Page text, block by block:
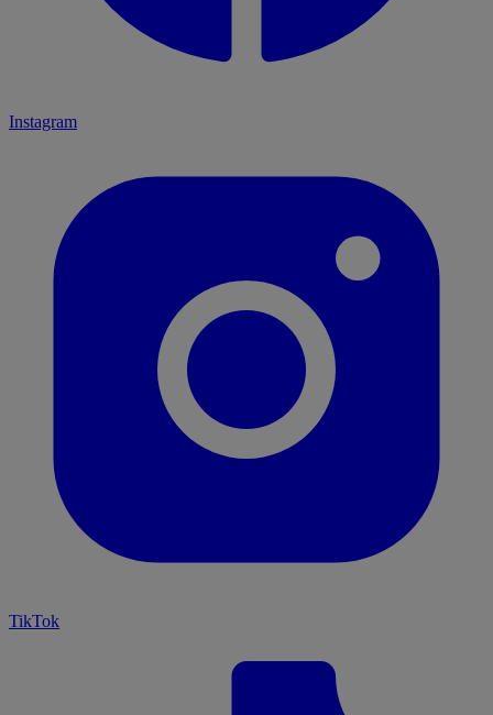
Instagram
TikTok